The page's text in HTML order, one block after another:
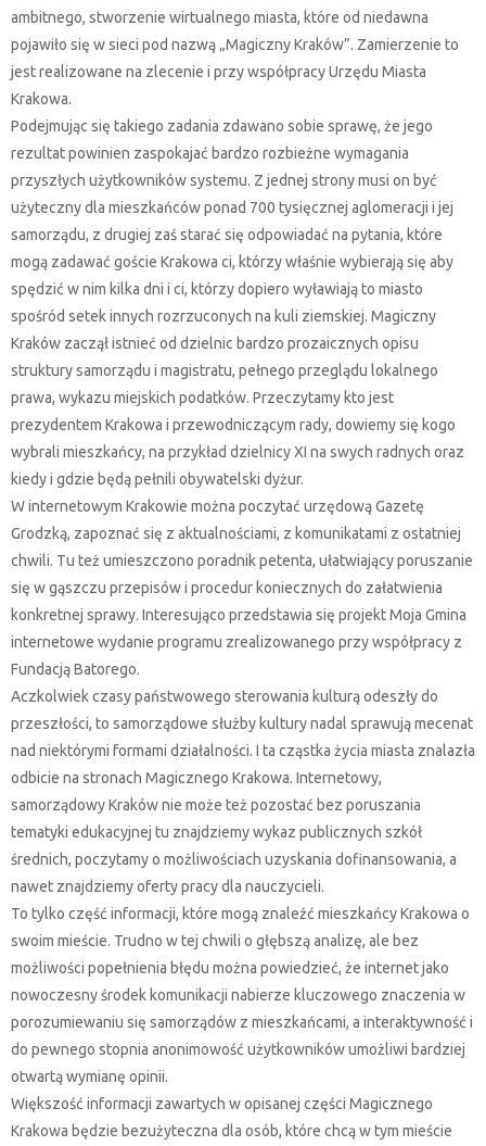
ambitnego, stworzenie wirtualnego miasta, które od niedawna
pojawiło się w sieci pod nazwą „Magiczny Kraków”. Zamierzenie to
jest realizowane na zlecenie i przy współpracy Urzędu Miasta
Krakowa.
Podejmując się takiego zadania zdawano sobie sprawę, że jego
rezultat powinien zaspokajać bardzo rozbieżne wymagania
przyszłych użytkowników systemu. Z jednej strony musi on być
użyteczny dla mieszkańców ponad 700 tysięcznej aglomeracji i jej
samorządu, z drugiej zaś starać się odpowiadać na pytania, które
mogą zadawać goście Krakowa ci, którzy właśnie wybierają się aby
spędzić w nim kilka dni i ci, którzy dopiero wyławiają to miasto
spośród setek innych rozrzuconych na kuli ziemskiej. Magiczny
Kraków zaczął istnieć od dzielnic bardzo prozaicznych opisu
struktury samorządu i magistratu, pełnego przeglądu lokalnego
prawa, wykazu miejskich podatków. Przeczytamy kto jest
prezydentem Krakowa i przewodniczącym rady, dowiemy się kogo
wybrali mieszkańcy, na przykład dzielnicy XI na swych radnych oraz
kiedy i gdzie będą pełnili obywatelski dyżur.
W internetowym Krakowie można poczytać urzędową Gazetę
Grodzką, zapoznać się z aktualnościami, z komunikatami z ostatniej
chwili. Tu też umieszczono poradnik petenta, ułatwiający poruszanie
się w gąszczu przepisów i procedur koniecznych do załatwienia
konkretnej sprawy. Interesująco przedstawia się projekt Moja Gmina
internetowe wydanie programu zrealizowanego przy współpracy z
Fundacją Batorego.
Aczkolwiek czasy państwowego sterowania kulturą odeszły do
przeszłości, to samorządowe służby kultury nadal sprawują mecenat
nad niektórymi formami działalności. I ta cząstka życia miasta znalazła
odbicie na stronach Magicznego Krakowa. Internetowy,
samorządowy Kraków nie może też pozostać bez poruszania
tematyki edukacyjnej tu znajdziemy wykaz publicznych szkół
średnich, poczytamy o możliwościach uzyskania dofinansowania, a
nawet znajdziemy oferty pracy dla nauczycieli.
To tylko część informacji, które mogą znaleźć mieszkańcy Krakowa o
swoim mieście. Trudno w tej chwili o głębszą analizę, ale bez
możliwości popełnienia błędu można powiedzieć, że internet jako
nowoczesny środek komunikacji nabierze kluczowego znaczenia w
porozumiewaniu się samorządów z mieszkańcami, a interaktywność i
do pewnego stopnia anonimowość użytkowników umożliwi bardziej
otwartą wymianę opinii.
Większość informacji zawartych w opisanej części Magicznego
Krakowa będzie bezużyteczna dla osób, które chcą w tym mieście